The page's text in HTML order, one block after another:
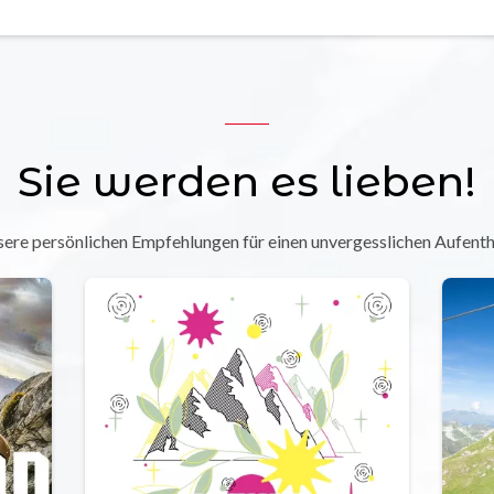
Sie werden es lieben!
persönlichen Empfehlungen für einen unvergesslichen